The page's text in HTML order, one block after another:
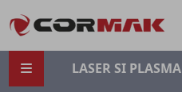
LASER SI PLASMA